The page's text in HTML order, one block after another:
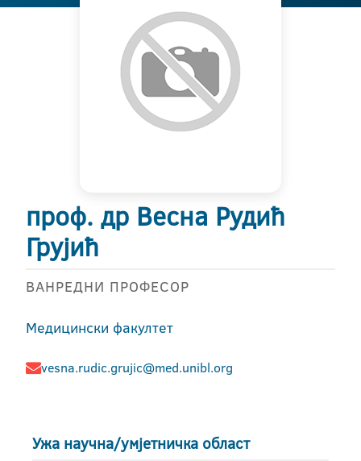
проф. др Весна Рудић
Грујић
ВАНРЕДНИ ПРОФЕСОР
Медицински факултет
vesna.rudic.grujic@med.unibl.org
Ужа научна/умјетничка област